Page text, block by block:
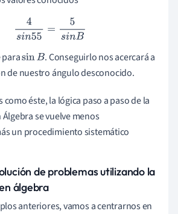
4sin55=5 sinB
parasinB . Conseguirlo nos acercará a
de nuestro ángulo desconocido.
éste, la lógica paso a paso de la
Álgebra se vuelve menos
un procedimiento sistemático
de problemas utilizando la
álgebra
anteriores, vamos a centrarnos en